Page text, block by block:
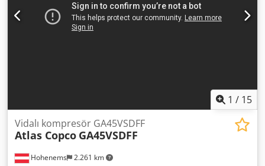
1 / 15
Hohenems 2.261 km
Vidalı kompresör GA45VSDFF
Atlas Copco GA45VSDFF